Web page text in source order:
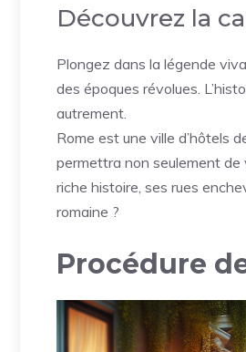
Découvrez la
Plongez dans la légende
des époques révolues.
autrement.
Rome est une ville d’hôtels
permettra non seulement de
riche histoire, ses rues
romaine ?
Procédure